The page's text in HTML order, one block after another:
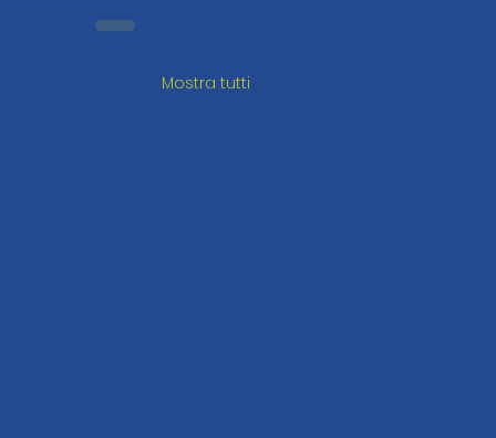
Mostra tutti